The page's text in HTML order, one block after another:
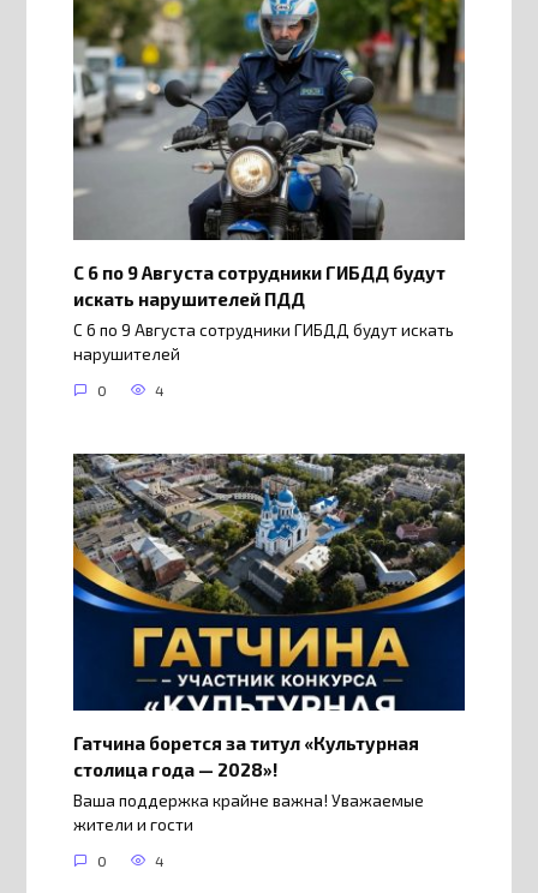
С 6 по 9 Августа сотрудники ГИБДД будут
искать нарушителей ПДД
С 6 по 9 Августа сотрудники ГИБДД будут искать
нарушителей
0 4
Гатчина борется за титул «Культурная
столица года — 2028»!
Ваша поддержка крайне важна! Уважаемые
жители и гости
0 4